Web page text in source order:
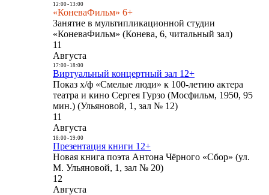
12:00- 13:00
«КоневаФильм» 6+
Занятие в мультипликационной студии
«КоневаФильм» (Конева, 6, читальный зал)
11
Августа
17:00- 18:00
Виртуальный концертный зал 12+
Показ х/ф «Смелые люди» к 100-летию актера
театра и кино Сергея Гурзо (Мосфильм, 1950, 95
мин.) (Ульяновой, 1, зал № 12)
11
Августа
18:00- 19:00
Презентация книги 12+
Новая книга поэта Антона Чёрного «Сбор» (ул.
М. Ульяновой, 1, зал № 20)
12
Августа